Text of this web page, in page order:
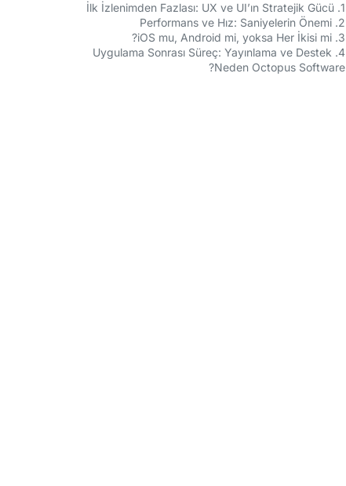
1. İlk İzlenimden Fazlası: UX ve UI’ın Stratejik Gücü
2. Performans ve Hız: Saniyelerin Önemi
3. iOS mu, Android mi, yoksa Her İkisi mi?
4. Uygulama Sonrası Süreç: Yayınlama ve Destek
Neden Octopus Software?